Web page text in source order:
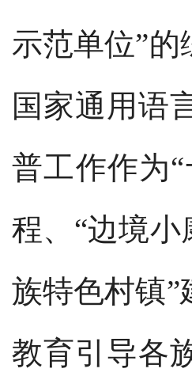
示范单位”
国家通用语
普工作作为
程、“边境小
族特色村镇
教育引导各